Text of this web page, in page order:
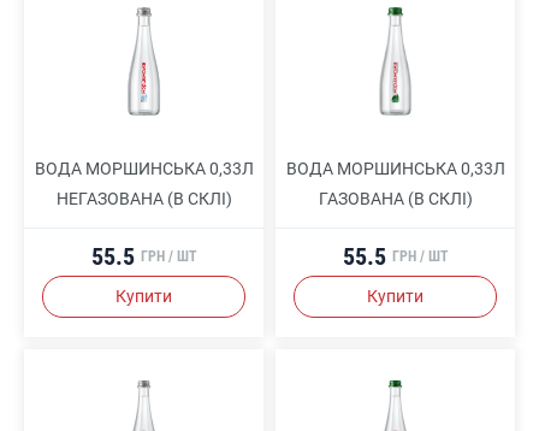
ВОДА МОРШИНСЬКА 0,33Л
НЕГАЗОВАНА (В СКЛІ)
55.5 ГРН / ШТ
Купити
ВОДА МОРШИНСЬКА 0,33Л
ГАЗОВАНА (В СКЛІ)
55.5 ГРН / ШТ
Купити